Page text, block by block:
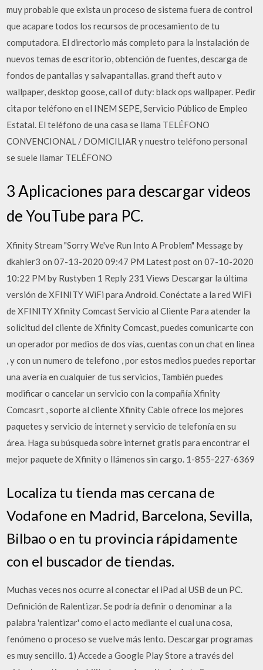
muy probable que exista un proceso de sistema fuera de control
que acapare todos los recursos de procesamiento de tu
computadora. El directorio más completo para la instalación de
nuevos temas de escritorio, obtención de fuentes, descarga de
fondos de pantallas y salvapantallas. grand theft auto v
wallpaper, desktop goose, call of duty: black ops wallpaper. Pedir
cita por teléfono en el INEM SEPE, Servicio Público de Empleo
Estatal. El teléfono de una casa se llama TELÉFONO
CONVENCIONAL / DOMICILIAR y nuestro teléfono personal
se suele llamar TELÉFONO
3 Aplicaciones para descargar videos
de YouTube para PC.
Xfinity Stream "Sorry We've Run Into A Problem" Message by
dkahler3 on ‎07-13-2020 09:47 PM Latest post on ‎07-10-2020
10:22 PM by Rustyben 1 Reply 231 Views Descargar la última
versión de XFINITY WiFi para Android. Conéctate a la red WiFi
de XFINITY Xfinity Comcast Servicio al Cliente Para atender la
solicitud del cliente de Xfinity Comcast, puedes comunicarte con
un operador por medios de dos vías, cuentas con un chat en linea
, y con un numero de telefono , por estos medios puedes reportar
una avería en cualquier de tus servicios, También puedes
modificar o cancelar un servicio con la compañía Xfinity
Comcasrt , soporte al cliente Xfinity Cable ofrece los mejores
paquetes y servicio de internet y servicio de telefonía en su
área. Haga su búsqueda sobre internet gratis para encontrar el
mejor paquete de Xfinity o llámenos sin cargo. 1-855-227-6369
Localiza tu tienda mas cercana de
Vodafone en Madrid, Barcelona, Sevilla,
Bilbao o en tu provincia rápidamente
con el buscador de tiendas.
Muchas veces nos ocurre al conectar el iPad al USB de un PC.
Definición de Ralentizar. Se podría definir o denominar a la
palabra 'ralentizar' como el acto mediante el cual una cosa,
fenómeno o proceso se vuelve más lento. Descargar programas
es muy sencillo. 1) Accede a Google Play Store a través del